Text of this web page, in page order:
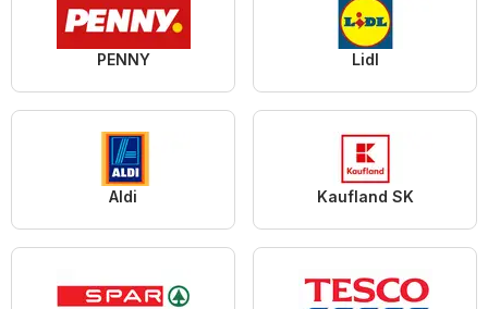
PENNY Lidl
Aldi Kaufland SK